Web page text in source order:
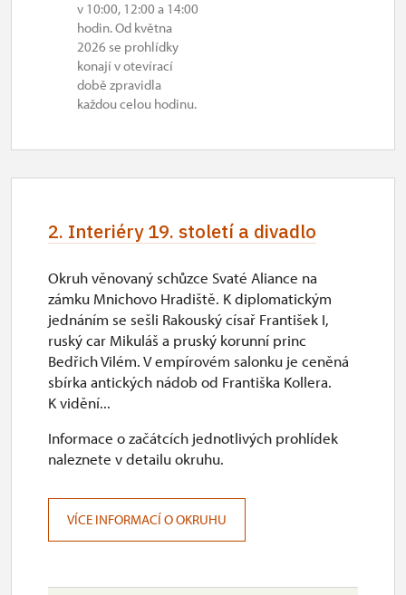
28. 10.
st
10.00 – 14.00
čt
10.00 – 14.00
pá
10.00 – 14.00
1. 11.
ne
10.00 – 14.00
2027
1. 1.-31. 3.
v 10:00, 12:00 a 14:00
hodin. Od května
2026 se prohlídky
konají v otevírací
době zpravidla
každou celou hodinu.
2. Interiéry 19. století a divadlo
Okruh věnovaný schůzce Svaté Aliance na
zámku Mnichovo Hradiště. K diplomatickým
jednáním se sešli Rakouský císař František I,
ruský car Mikuláš a pruský korunní princ
Bedřich Vilém. V empírovém salonku je ceněná
sbírka antických nádob od Františka Kollera.
K vidění...
Informace o začátcích jednotlivých prohlídek
naleznete v detailu okruhu.
VÍCE INFORMACÍ O OKRUHU